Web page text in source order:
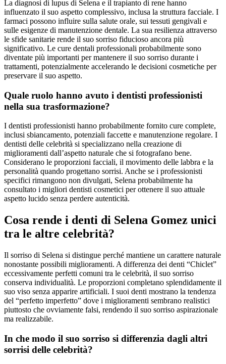
La diagnosi di lupus di Selena e il trapianto di rene hanno
influenzato il suo aspetto complessivo, inclusa la struttura facciale. I
farmaci possono influire sulla salute orale, sui tessuti gengivali e
sulle esigenze di manutenzione dentale. La sua resilienza attraverso
le sfide sanitarie rende il suo sorriso fiducioso ancora più
significativo. Le cure dentali professionali probabilmente sono
diventate più importanti per mantenere il suo sorriso durante i
trattamenti, potenzialmente accelerando le decisioni cosmetiche per
preservare il suo aspetto.
Quale ruolo hanno avuto i dentisti professionisti
nella sua trasformazione?
I dentisti professionisti hanno probabilmente fornito cure complete,
inclusi sbiancamento, potenziali faccette e manutenzione regolare. I
dentisti delle celebrità si specializzano nella creazione di
miglioramenti dall’aspetto naturale che si fotografano bene.
Considerano le proporzioni facciali, il movimento delle labbra e la
personalità quando progettano sorrisi. Anche se i professionisti
specifici rimangono non divulgati, Selena probabilmente ha
consultato i migliori dentisti cosmetici per ottenere il suo attuale
aspetto lucido senza perdere autenticità.
Cosa rende i denti di Selena Gomez unici
tra le altre celebrità?
Il sorriso di Selena si distingue perché mantiene un carattere naturale
nonostante possibili miglioramenti. A differenza dei denti “Chiclet”
eccessivamente perfetti comuni tra le celebrità, il suo sorriso
conserva individualità. Le proporzioni completano splendidamente il
suo viso senza apparire artificiali. I suoi denti mostrano la tendenza
del “perfetto imperfetto” dove i miglioramenti sembrano realistici
piuttosto che ovviamente falsi, rendendo il suo sorriso aspirazionale
ma realizzabile.
In che modo il suo sorriso si differenzia dagli altri
sorrisi delle celebrità?